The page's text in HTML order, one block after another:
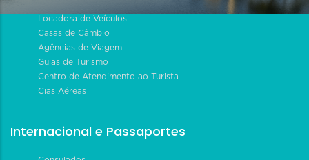
Locadora de Veículos
Casas de Câmbio
Agências de Viagem
Guias de Turismo
Centro de Atendimento ao Turista
Cias Aéreas
Internacional e Passaportes